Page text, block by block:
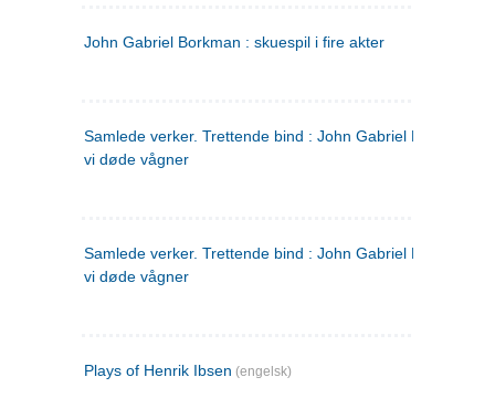
John Gabriel Borkman : skuespil i fire akter
Samlede verker. Trettende bind : John Gabriel Borkman ;
vi døde vågner
Samlede verker. Trettende bind : John Gabriel Borkman ;
vi døde vågner
Plays of Henrik Ibsen (engelsk)